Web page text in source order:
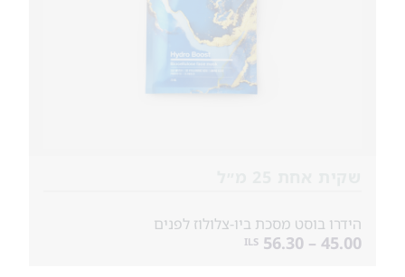
הידרו בוסט מסכת ביו-צלולוז לפנים
45.00 – 56.30
ILS